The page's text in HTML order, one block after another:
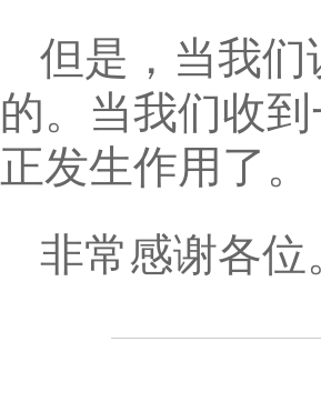
但是，当我们
的。当我们收
正发生作用了。
非常感谢各位